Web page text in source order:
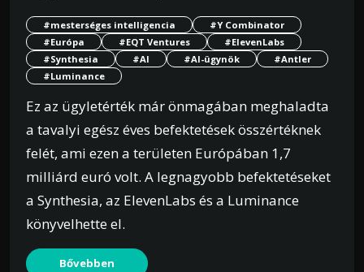
#mesterséges intelligencia
#Y Combinator
#Európa
#EQT Ventures
#ElevenLabs
#Synthesia
#AI #AI-ügynök
#Antler
#Luminance
Ez az ügyletérték már önmagában meghaladta
a tavalyi egész éves befektetések összértéknek
felét, ami ezen a területen Európában 1,7
milliárd euró volt. A legnagyobb befektetéseket
a Synthesia, az ElevenLabs és a Luminance
könyvelhette el.
Bővebben